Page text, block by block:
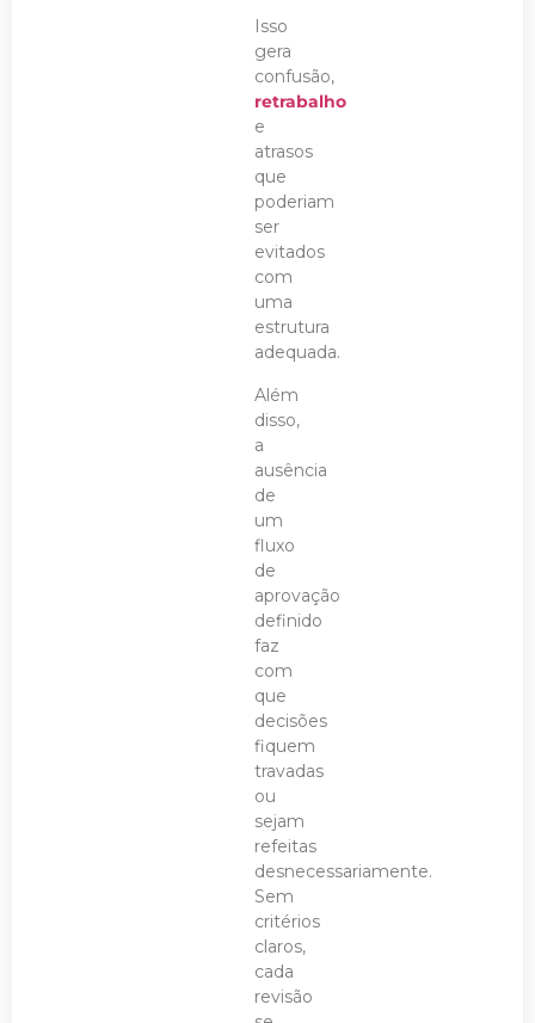
Isso
gera
confusão,
retrabalho
e
atrasos
que
poderiam
ser
evitados
com
uma
estrutura
adequada.
Além
disso,
a
ausência
de
um
fluxo
de
aprovação
definido
faz
com
que
decisões
fiquem
travadas
ou
sejam
refeitas
desnecessariamente.
Sem
critérios
claros,
cada
revisão